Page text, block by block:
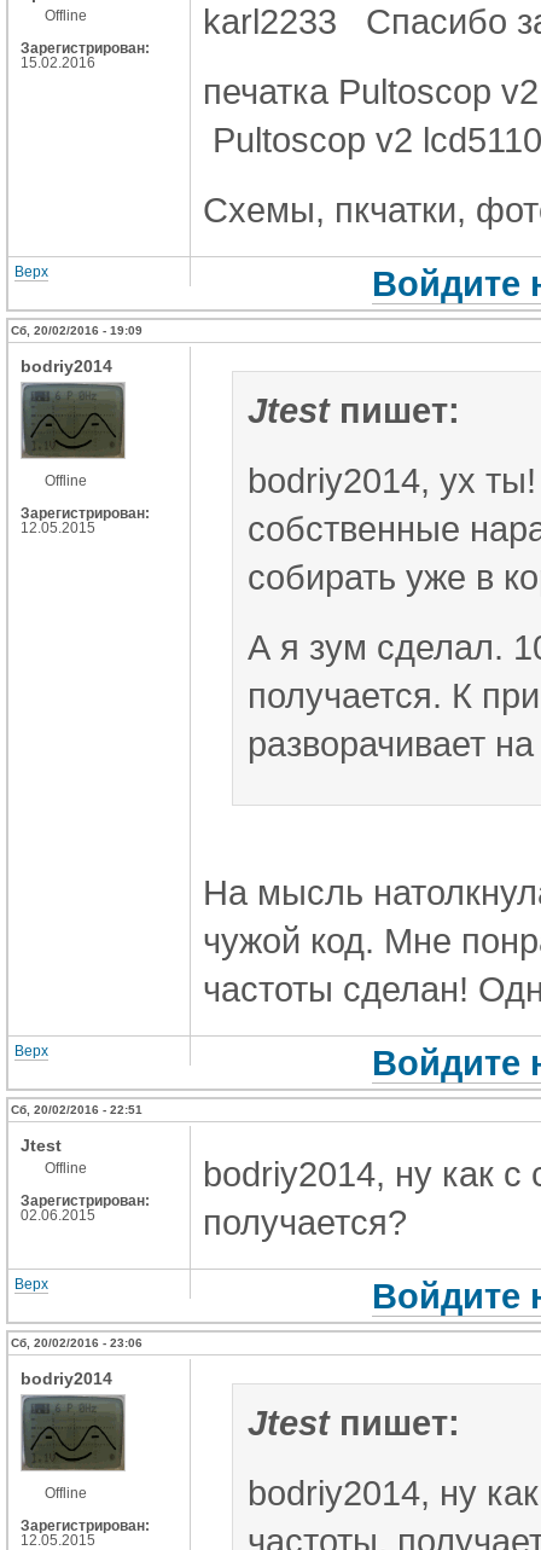
Offline
Зарегистрирован:
15.02.2016
karl2233 Спасибо
печатка Pultoscop
Pultoscop v2
Схемы, пкчатки,
Верх Войдите
Сб, 20/02/2016 - 19:09
bodriy2014
Offline
Зарегистрирован:
12.05.2015
Jtestпишет:
bodriy2014, ух
собственные
собирать уже в
А я зум сделал.
получается. К
разворачивает
На мысль
чужой код. Мне
частоты сделан!
Верх Войдите
Сб, 20/02/2016 - 22:51
Jtest
Offline
Зарегистрирован:
02.06.2015
bodriy2014, ну как с
получается?
Верх Войдите
Сб, 20/02/2016 - 23:06
bodriy2014
Offline
Зарегистрирован:
12.05.2015
Jtestпишет:
bodriy2014, ну
частоты,